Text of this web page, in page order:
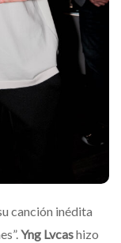
canción inédita
Yng Lvcashizo